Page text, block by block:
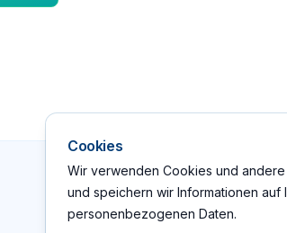
Cookies
Wir verwenden Cookies und
und speichern wir Informationen
personenbezogenen Daten.